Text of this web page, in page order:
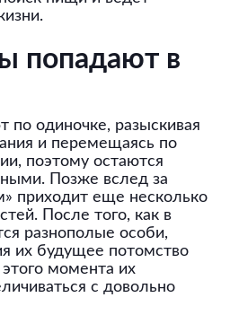
попадают в
по одиночке, разыскивая
и перемещаясь по
поэтому остаются
Позже вслед за
приходит еще несколько
После того, как в
разнополые особи,
их будущее потомство
момента их
с довольно